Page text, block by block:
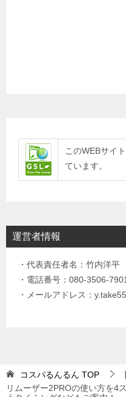
このWEBサイ
ています。
運営者情報
・代表責任者名：竹内洋平
・電話番号：080-3506-
・メールアドレス：
コスパるんるん TOP
リムーザー2PROの使い方を4